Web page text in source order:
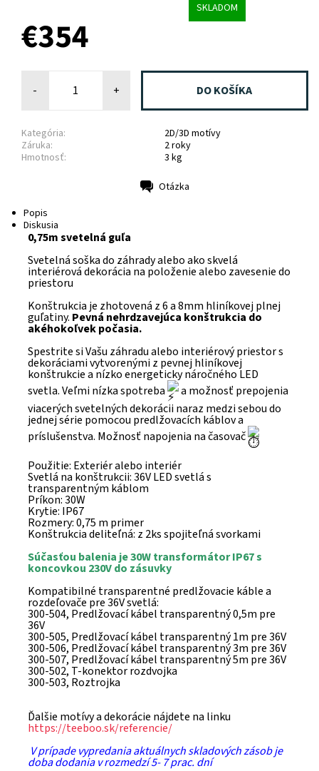
SKLADOM
€354
- +
Kategória:
2D/3D motívy
Záruka:
2 roky
Hmotnosť:
3 kg
Otázka
Popis
Diskusia
0,75m svetelná guľa
Svetelná soška do záhrady alebo ako skvelá
interiérová dekorácia na položenie alebo zavesenie do
priestoru
Konštrukcia je zhotovená z 6 a 8mm hliníkovej plnej
guľatiny. Pevná nehrdzavejúca konštrukcia do
akéhokoľvek počasia.
Spestrite si Vašu záhradu alebo interiérový priestor s
dekoráciami vytvorenými z pevnej hliníkovej
konštrukcie a nízko energeticky náročného LED
svetla. Veľmi nízka spotreba
a možnosť prepojenia
viacerých svetelných dekorácii naraz medzi sebou do
jednej série pomocou predlžovacích káblov a
príslušenstva. Možnosť napojenia na časovač
Použitie: Exteriér alebo interiér
Svetlá na konštrukcii: 36V LED svetlá s
transparentným káblom
Príkon: 30W
Krytie: IP67
Rozmery: 0,75 m primer
Konštrukcia deliteľná: z 2ks spojiteľná svorkami
Súčasťou balenia je 30W transformátor IP67 s
koncovkou 230V do zásuvky
Kompatibilné transparentné predlžovacie káble a
rozdeľovače pre 36V svetlá:
300-504, Predlžovací kábel transparentný 0,5m pre
36V
300-505, Predlžovací kábel transparentný 1m pre 36V
300-506, Predlžovací kábel transparentný 3m pre 36V
300-507, Predlžovací kábel transparentný 5m pre 36V
300-502, T-konektor rozdvojka
300-503, Roztrojka
Ďalšie motívy a dekorácie nájdete na linku
https://teeboo.sk/referencie/
V prípade vypredania aktuálnych skladových zásob je
doba dodania v rozmedzí 5- 7 prac. dní